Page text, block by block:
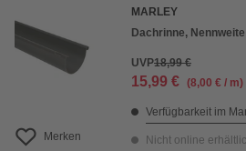
Merken
MARLEY
Dachrinne,
UVP18,99 €
15,99 € (8,00 € / m)
Verfügbarkeit im
Nicht online